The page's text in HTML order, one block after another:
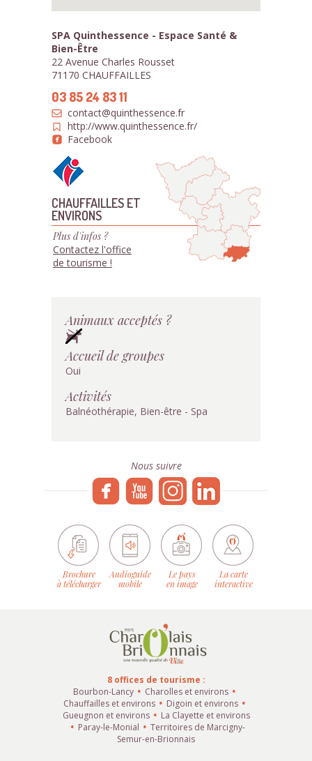
SPA Quinthessence - Espace Santé &
Bien-Être
22 Avenue Charles Rousset
71170 CHAUFFAILLES
03 85 24 83 11
contact@quinthessence.fr
http://www.quinthessence.fr/
Facebook
CHAUFFAILLES ET
ENVIRONS
Plus d'infos ?
Contactez l'office
de tourisme !
Animaux acceptés ?
Accueil de groupes
Oui
Activités
Balnéothérapie, Bien-être - Spa
Nous suivre
Brochure
à télécharger
Audioguide
mobile
Le pays
en image
La carte
interactive
8 offices de tourisme :
Bourbon-Lancy
Charolles et environs
Chauffailles et environs
Digoin et environs
Gueugnon et environs
La Clayette et environs
Paray-le-Monial
Territoires de Marcigny-
Semur-en-Brionnais